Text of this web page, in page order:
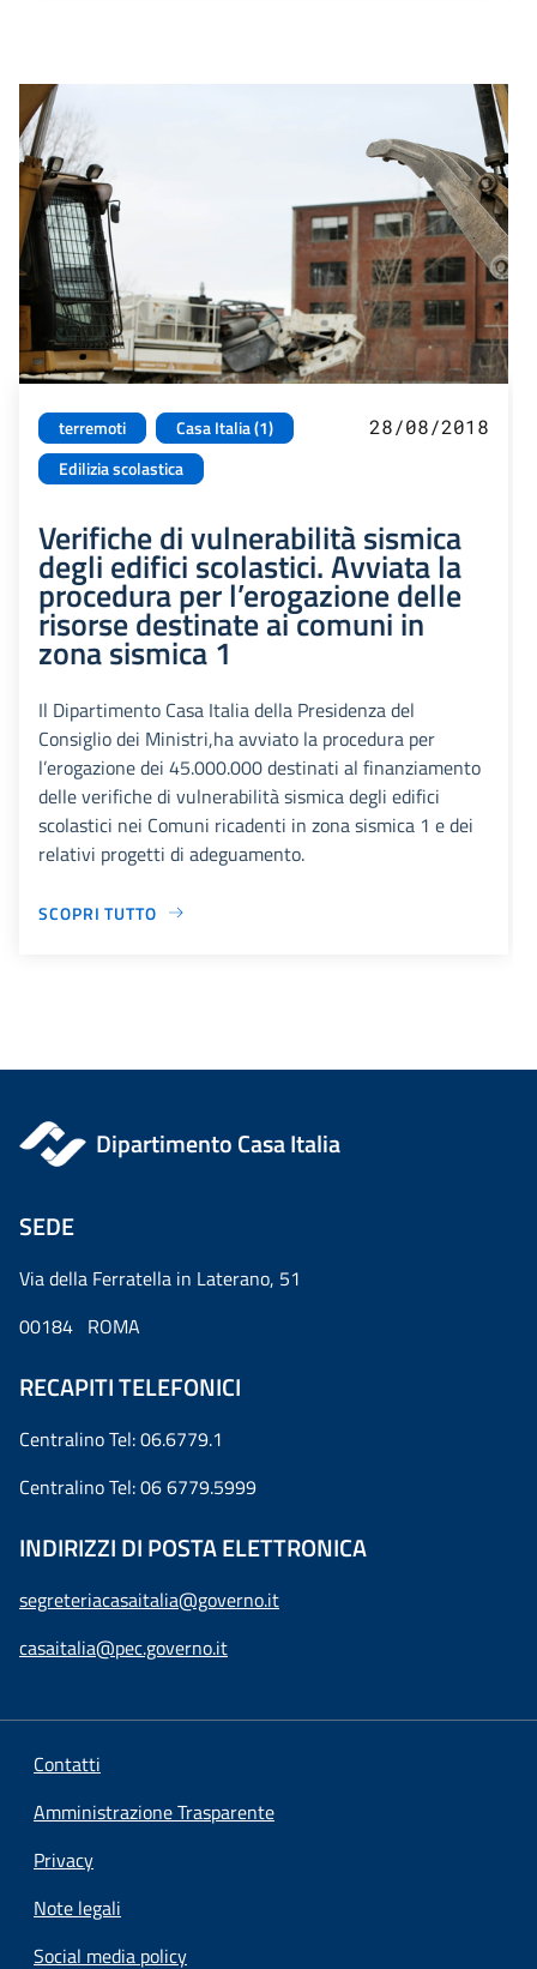
terremoti
Casa Italia (1)
Edilizia scolastica
28/08/2018
Verifiche di vulnerabilità sismica
degli edifici scolastici. Avviata la
procedura per l’erogazione delle
risorse destinate ai comuni in
zona sismica 1
Il Dipartimento Casa Italia della Presidenza del
Consiglio dei Ministri,ha avviato la procedura per
l’erogazione dei 45.000.000 destinati al finanziamento
delle verifiche di vulnerabilità sismica degli edifici
scolastici nei Comuni ricadenti in zona sismica 1 e dei
relativi progetti di adeguamento.
SCOPRI TUTTO
Dipartimento Casa Italia
SEDE
Via della Ferratella in Laterano, 51
00184 ROMA
RECAPITI TELEFONICI
Centralino Tel: 06.6779.1
Centralino Tel: 06 6779.5999
INDIRIZZI DI POSTA ELETTRONICA
segreteriacasaitalia@governo.it
casaitalia@pec.governo.it
Contatti
Amministrazione Trasparente
Privacy
Note legali
Social media policy